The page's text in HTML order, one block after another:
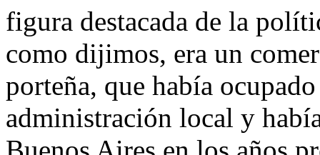
figura destacada de la
como dijimos, era un
porteña, que había
administración local y